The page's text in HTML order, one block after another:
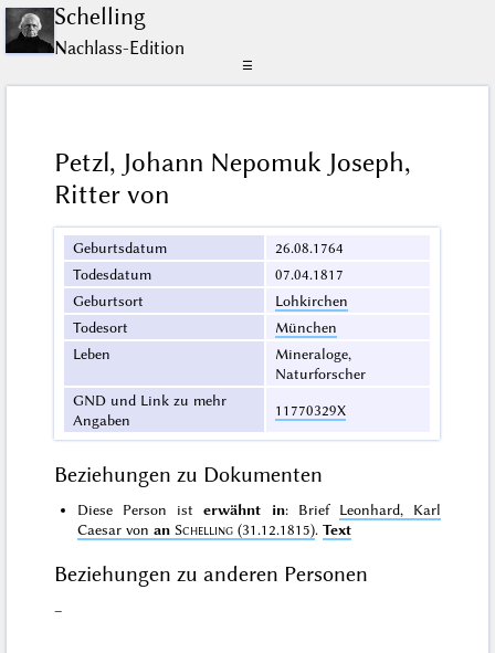
Schelling
Nachlass-Edition
☰
Petzl, Johann Nepomuk Joseph,
Ritter von
Geburtsdatum
26.08.1764
Todesdatum
07.04.1817
Geburtsort
Lohkirchen
Todesort
München
Leben
Mineraloge,
Naturforscher
GND und Link zu mehr
Angaben
11770329X
Beziehungen zu Dokumenten
Diese Person isterwähnt in: Brief Leonhard, Karl
Caesar vonan Schelling (31.12.1815).Text
Beziehungen zu anderen Personen
–